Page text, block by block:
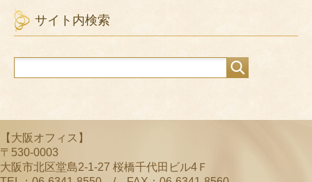
c
e
b
o
k
a
gr
a
m
T
u
b
C
a
サイト内検索
【大阪オフィス】
〒530-0003
大阪市北区堂島2-1-27 桜橋千代田ビル4Ｆ